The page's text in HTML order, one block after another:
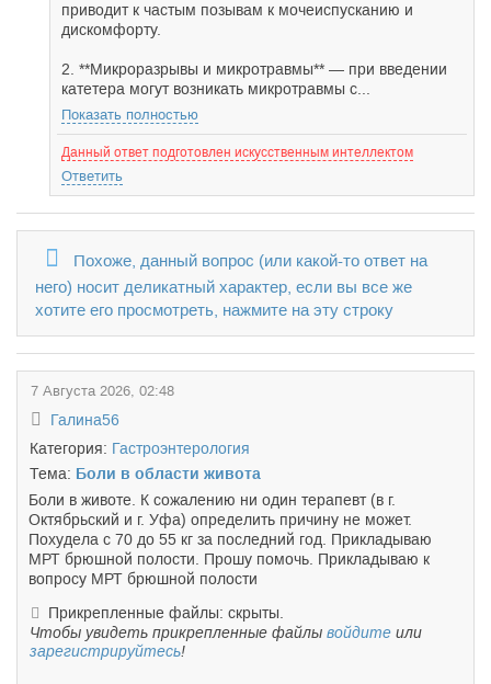
приводит к частым позывам к мочеиспусканию и
дискомфорту.
2. **Микроразрывы и микротравмы** — при введении
катетера могут возникать микротравмы с...
Показать полностью
Данный ответ подготовлен искусственным интеллектом
Ответить
Похоже, данный вопрос (или какой-то ответ на
него) носит деликатный характер, если вы все же
хотите его просмотреть, нажмите на эту строку
7 Августа 2026, 02:48
Галина56
Категория: Гастроэнтерология
Тема: Боли в области живота
Боли в животе. К сожалению ни один терапевт (в г.
Октябрьский и г. Уфа) определить причину не может.
Похудела с 70 до 55 кг за последний год. Прикладываю
МРТ брюшной полости. Прошу помочь. Прикладываю к
вопросу МРТ брюшной полости
Прикрепленные файлы: скрыты.
Чтобы увидеть прикрепленные файлы войдите или
зарегистрируйтесь!